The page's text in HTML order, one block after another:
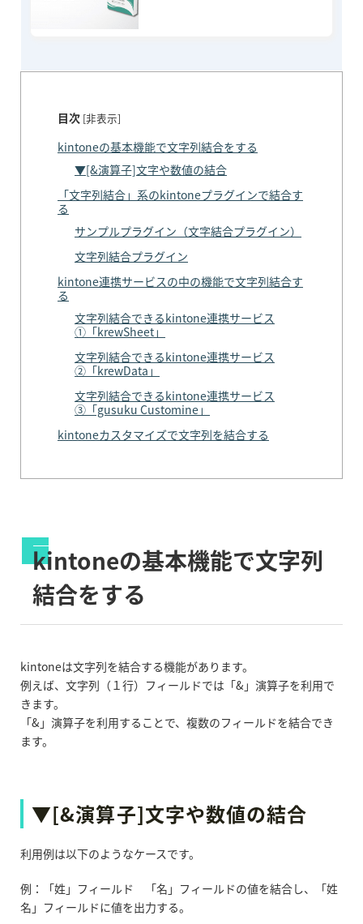
目次 [非表示]
kintoneの基本機能で文字列結合をする
▼[&演算子]文字や数値の結合
「文字列結合」系のkintoneプラグインで結合す
る
サンプルプラグイン（文字結合プラグイン）
文字列結合プラグイン
kintone連携サービスの中の機能で文字列結合す
る
文字列結合できるkintone連携サービス
①「krewSheet」
文字列結合できるkintone連携サービス
②「krewData」
文字列結合できるkintone連携サービス
③「gusuku Customine」
kintoneカスタマイズで文字列を結合する
kintoneの基本機能で文字列
結合をする
kintoneは文字列を結合する機能があります。
例えば、文字列（１行）フィールドでは「&」演算子を利用で
きます。
「&」演算子を利用することで、複数のフィールドを結合でき
ます。
▼[&演算子]文字や数値の結合
利用例は以下のようなケースです。
例：「姓」フィールド 「名」フィールドの値を結合し、「姓
名」フィールドに値を出力する。